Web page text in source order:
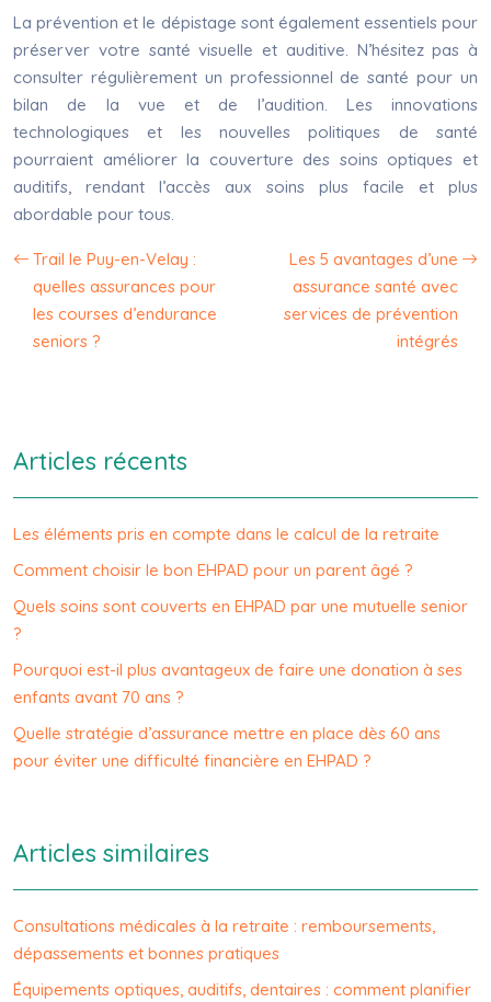
La prévention et le dépistage sont également essentiels pour
préserver votre santé visuelle et auditive. N’hésitez pas à
consulter régulièrement un professionnel de santé pour un
bilan de la vue et de l’audition. Les innovations
technologiques et les nouvelles politiques de santé
pourraient améliorer la couverture des soins optiques et
auditifs, rendant l’accès aux soins plus facile et plus
abordable pour tous.
Trail le Puy-en-Velay :
quelles assurances pour
les courses d’endurance
seniors ?
Les 5 avantages d’une
assurance santé avec
services de prévention
intégrés
Articles récents
Les éléments pris en compte dans le calcul de la retraite
Comment choisir le bon EHPAD pour un parent âgé ?
Quels soins sont couverts en EHPAD par une mutuelle senior
?
Pourquoi est-il plus avantageux de faire une donation à ses
enfants avant 70 ans ?
Quelle stratégie d’assurance mettre en place dès 60 ans
pour éviter une difficulté financière en EHPAD ?
Articles similaires
Consultations médicales à la retraite : remboursements,
dépassements et bonnes pratiques
Équipements optiques, auditifs, dentaires : comment planifier